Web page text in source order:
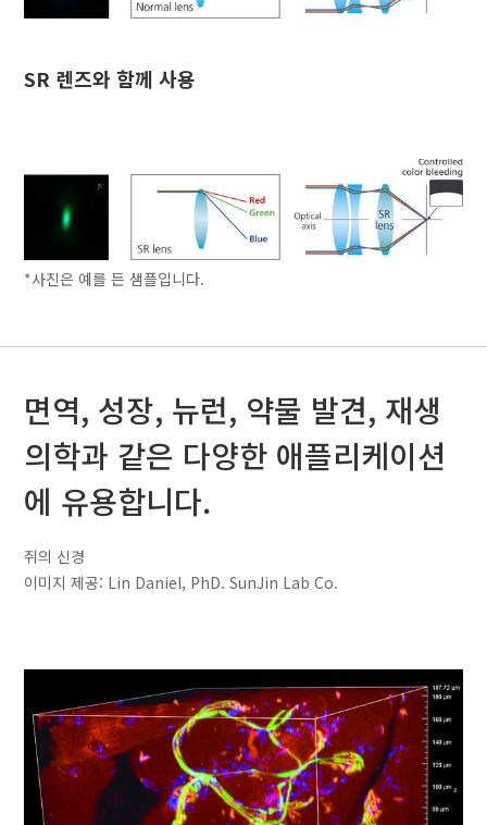
SR 렌즈와 함께 사용
*사진은 예를 든 샘플입니다.
면역, 성장, 뉴런, 약물 발견, 재생
의학과 같은 다양한 애플리케이션
에 유용합니다.
쥐의 신경
이미지 제공: Lin Daniel, PhD. SunJin Lab Co.